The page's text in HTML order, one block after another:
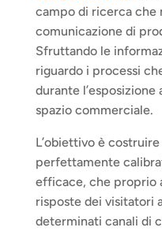
campo di ricerca
comunicazione di
Sfruttando le
riguardo i processi
durante
spazio commerciale.
L’obiettivo è
perfettamente
efficace, che proprio
risposte dei visitatori
determinati canali di